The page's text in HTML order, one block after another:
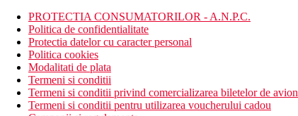
PROTECTIA CONSUMATORILOR - A.N.P.C.
Politica de confidentialitate
Protectia datelor cu caracter personal
Politica cookies
Modalitati de plata
Termeni si conditii
Termeni si conditii privind comercializarea biletelor de avion
Termeni si conditii pentru utilizarea voucherului cadou